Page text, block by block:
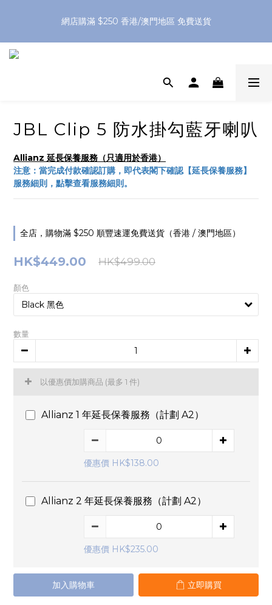
網店購滿 $250 香港/澳門地區 免費送貨
XPay（先買後付 免息分 3 期）- 新用戶首次消費滿 HK$100 即
JBL Clip 5 防水掛勾藍牙喇叭
Allianz 延長保養服務（只適用於香港）
注意：當完成付款確認訂購，即代表閣下確認【延長保養服務】
服務細則，點擊查看服務細則。
全店，購物滿 $250 順豐速運免費送貨（香港 / 澳門地區）
HK$449.00 HK$499.00
顏色
數量
以優惠價加購商品 (最多 1 件)
Allianz 1 年延長保養服務（計劃 A2）
優惠價 HK$138.00
Allianz 2 年延長保養服務（計劃 A2）
優惠價 HK$235.00
加入購物車 立即購買